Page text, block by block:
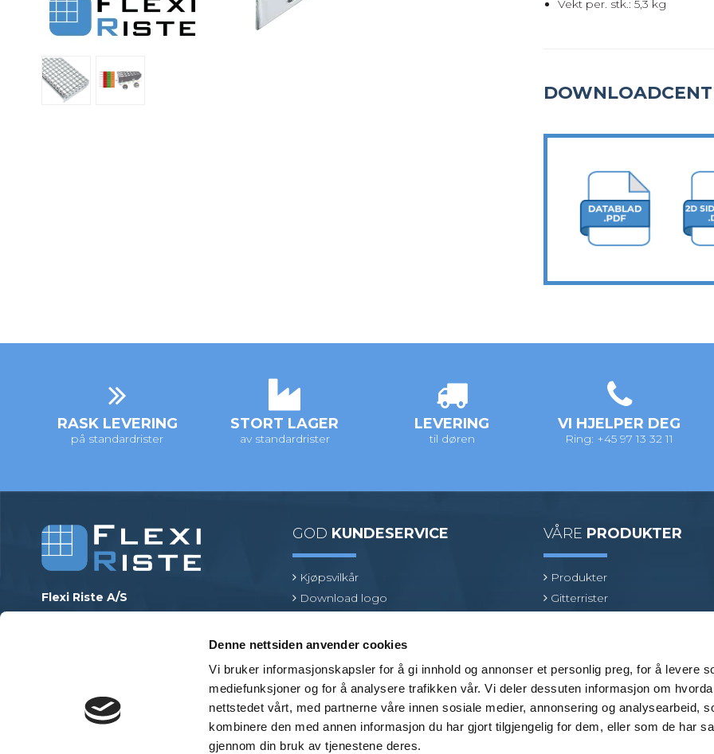
Denne nettsiden anvender cookies
Vi bruker informasjonskapsler for å gi innhold og annonser et personlig preg, for å levere
mediefunksjoner og for å analysere trafikken vår. Vi deler dessuten informasjon om
nettstedet vårt, med partnerne våre innen sosiale medier, annonsering og analysearbeid,
kombinere den med annen informasjon du har gjort tilgjengelig for dem, eller som de har
gjennom din bruk av tjenestene deres.
Vekt per. stk.: 5,3 kg
RASK LEVERING
på standardrister
STORT LAGER
av standardrister
LEVERING
til døren
VI HJELPER DEG
Ring: +45 97 13 32 11
Flexi Riste A/S
mail@flexiriste.no
27601677
GOD KUNDESERVICE
Kjøpsvilkår
Download logo
Find en produktspesialist
VÅRE PRODUKTER
Produkter
Gitterrister
Beslag
Bransjer